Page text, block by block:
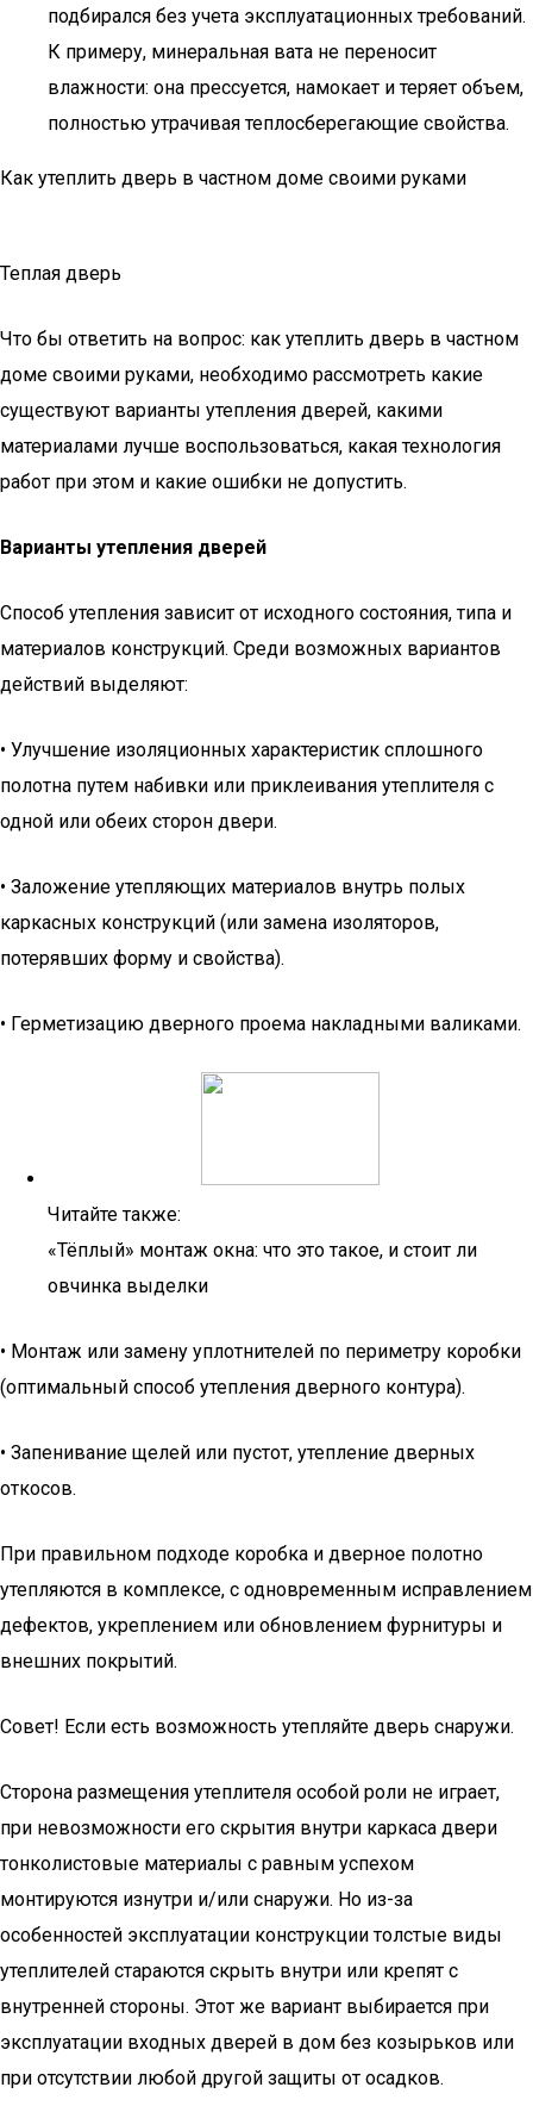
подбирался без учета эксплуатационных требований.
К примеру, минеральная вата не переносит
влажности: она прессуется, намокает и теряет объем,
полностью утрачивая теплосберегающие свойства.
Как утеплить дверь в частном доме своими руками
Теплая дверь
Что бы ответить на вопрос: как утеплить дверь в частном
доме своими руками, необходимо рассмотреть какие
существуют варианты утепления дверей, какими
материалами лучше воспользоваться, какая технология
работ при этом и какие ошибки не допустить.
Варианты утепления дверей
Способ утепления зависит от исходного состояния, типа и
материалов конструкций. Среди возможных вариантов
действий выделяют:
• Улучшение изоляционных характеристик сплошного
полотна путем набивки или приклеивания утеплителя с
одной или обеих сторон двери.
• Заложение утепляющих материалов внутрь полых
каркасных конструкций (или замена изоляторов,
потерявших форму и свойства).
• Герметизацию дверного проема накладными валиками.
Читайте также:
«Тёплый» монтаж окна: что это такое, и стоит ли
овчинка выделки
• Монтаж или замену уплотнителей по периметру коробки
(оптимальный способ утепления дверного контура).
• Запенивание щелей или пустот, утепление дверных
откосов.
При правильном подходе коробка и дверное полотно
утепляются в комплексе, с одновременным исправлением
дефектов, укреплением или обновлением фурнитуры и
внешних покрытий.
Совет! Если есть возможность утепляйте дверь снаружи.
Сторона размещения утеплителя особой роли не играет,
при невозможности его скрытия внутри каркаса двери
тонколистовые материалы с равным успехом
монтируются изнутри и/или снаружи. Но из-за
особенностей эксплуатации конструкции толстые виды
утеплителей стараются скрыть внутри или крепят с
внутренней стороны. Этот же вариант выбирается при
эксплуатации входных дверей в дом без козырьков или
при отсутствии любой другой защиты от осадков.